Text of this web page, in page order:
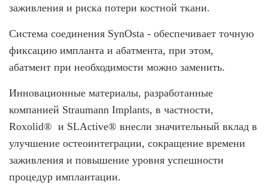
заживления и риска потери костной ткани.
Система соединения SynOsta - обеспечивает точную
фиксацию импланта и абатмента, при этом,
абатмент при необходимости можно заменить.
Инновационные материалы, разработанные
компанией Straumann Implants, в частности,
Roxolid®️ и SLActive®️ внесли значительный вклад в
улучшение остеоинтеграции, сокращение времени
заживления и повышение уровня успешности
процедур имплантации.